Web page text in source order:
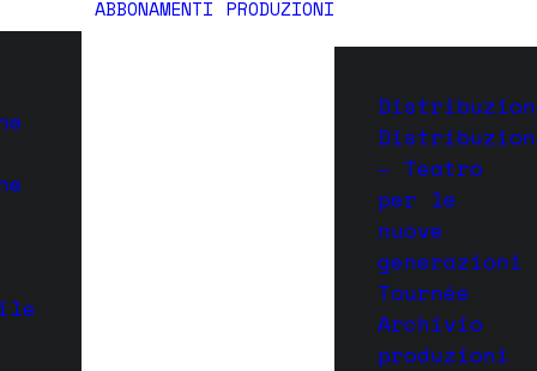
ABBONAMENTI PRODUZIONI
– Teatro
per le
nuove
generazioni
Tournée
Archivio
produzioni